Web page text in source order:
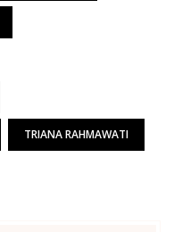
TRIANA RAHMAWATI